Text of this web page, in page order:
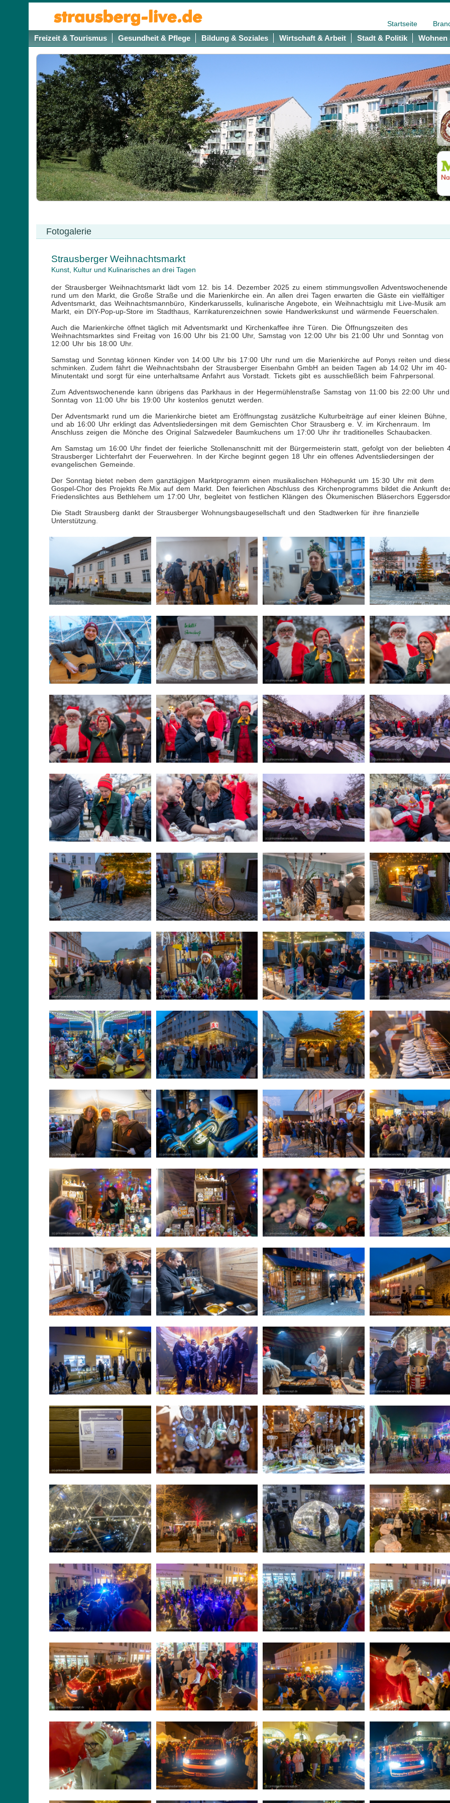
Startseite
Freizeit & Tourismus Gesundheit & Pflege Bildung & Soziales Wirtschaft & Arbeit Stadt & Politik Wohnen
Fotogalerie
Strausberger Weihnachtsmarkt
Kunst, Kultur und Kulinarisches an drei Tagen
der Strausberger Weihnachtsmarkt lädt vom 12. bis 14. Dezember 2025 zu einem stimmungsvollen Adventswochenende
rund um den Markt, die Große Straße und die Marienkirche ein. An allen drei Tagen erwarten die Gäste ein vielfältiger
Adventsmarkt, das Weihnachtsmannbüro, Kinderkarussells, kulinarische Angebote, ein Weihnachtsiglu mit Live-Musik am
Markt, ein DIY-Pop-up-Store im Stadthaus, Karrikaturenzeichnen sowie Handwerkskunst und wärmende Feuerschalen.
Auch die Marienkirche öffnet täglich mit Adventsmarkt und Kirchenkaffee ihre Türen. Die Öffnungszeiten des
Weihnachtsmarktes sind Freitag von 16:00 Uhr bis 21:00 Uhr, Samstag von 12:00 Uhr bis 21:00 Uhr und Sonntag von
12:00 Uhr bis 18:00 Uhr.
Samstag und Sonntag können Kinder von 14:00 Uhr bis 17:00 Uhr rund um die Marienkirche auf Ponys reiten und
schminken. Zudem fährt die Weihnachtsbahn der Strausberger Eisenbahn GmbH an beiden Tagen ab 14:02 Uhr im 40-
Minutentakt und sorgt für eine unterhaltsame Anfahrt aus Vorstadt. Tickets gibt es ausschließlich beim Fahrpersonal.
Zum Adventswochenende kann übrigens das Parkhaus in der Hegermühlenstraße Samstag von 11:00 bis 22:00 Uhr und
Sonntag von 11:00 Uhr bis 19:00 Uhr kostenlos genutzt werden.
Der Adventsmarkt rund um die Marienkirche bietet am Eröffnungstag zusätzliche Kulturbeiträge auf einer kleinen Bühne,
und ab 16:00 Uhr erklingt das Adventsliedersingen mit dem Gemischten Chor Strausberg e. V. im Kirchenraum. Im
Anschluss zeigen die Mönche des Original Salzwedeler Baumkuchens um 17:00 Uhr ihr traditionelles Schaubacken.
Am Samstag um 16:00 Uhr findet der feierliche Stollenanschnitt mit der Bürgermeisterin statt, gefolgt von der beliebten
Strausberger Lichterfahrt der Feuerwehren. In der Kirche beginnt gegen 18 Uhr ein offenes Adventsliedersingen der
evangelischen Gemeinde.
Der Sonntag bietet neben dem ganztägigen Marktprogramm einen musikalischen Höhepunkt um 15:30 Uhr mit dem
Gospel-Chor des Projekts Re.Mix auf dem Markt. Den feierlichen Abschluss des Kirchenprogramms bildet die Ankunft
Friedenslichtes aus Bethlehem um 17:00 Uhr, begleitet von festlichen Klängen des Ökumenischen Bläserchors
Die Stadt Strausberg dankt der Strausberger Wohnungsbaugesellschaft und den Stadtwerken für ihre finanzielle
Unterstützung.